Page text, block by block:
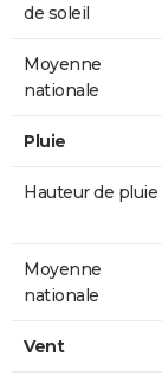
de soleil
Moyenne
nationale
Pluie
Hauteur de pluie
Moyenne
nationale
Vent